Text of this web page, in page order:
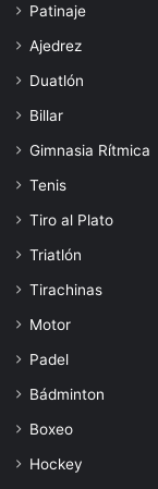
Patinaje
Ajedrez
Duatlón
Billar
Gimnasia Rítmica
Tenis
Tiro al Plato
Triatlón
Tirachinas
Motor
Padel
Bádminton
Boxeo
Hockey